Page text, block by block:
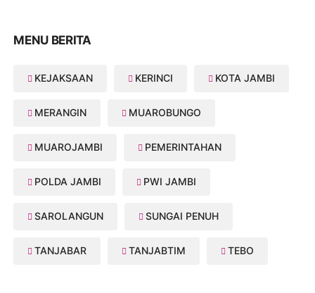
MENU BERITA
KEJAKSAAN KERINCI KOTA JAMBI
MERANGIN MUAROBUNGO
MUAROJAMBI PEMERINTAHAN
POLDA JAMBI PWI JAMBI
SAROLANGUN SUNGAI PENUH
TANJABAR TANJABTIM TEBO